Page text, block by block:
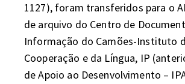
1127), foram transferidos para o
de arquivo do Centro de
Informação do Camões-Instituto
Cooperação e da Língua, IP
de Apoio ao Desenvolvimento –